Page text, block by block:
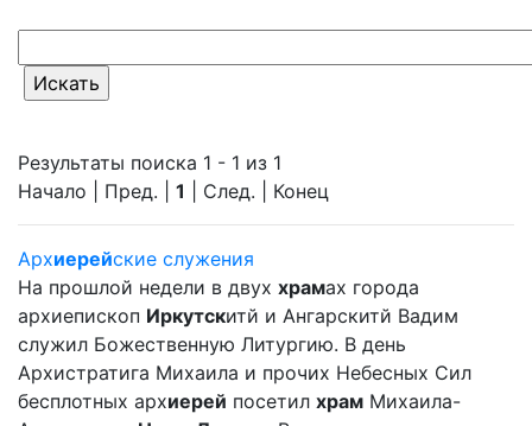
Результаты поиска 1 - 1 из 1
Начало | Пред. | 1 | След. | Конец
Архиерейские служения
На прошлой недели в двух храмах города
архиепископ Иркутскитй и Ангарскитй Вадим
служил Божественную Литургию. В день
Архистратига Михаила и прочих Небесных Сил
бесплотных архиерей посетил храм Михаила-